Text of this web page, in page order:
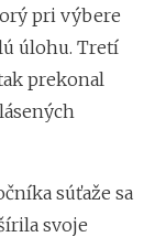
pri výbere
úlohu. Tretí
prekonal
súťaže sa
svoje